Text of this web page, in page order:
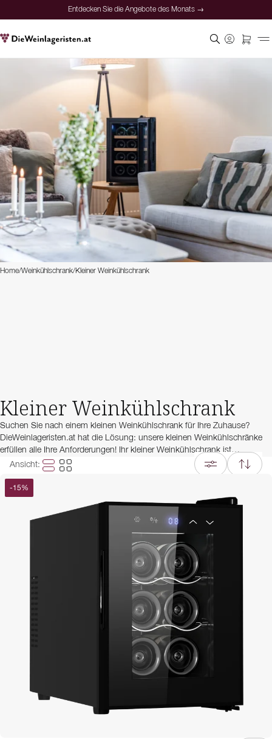
Entdecken Sie die Angebote des Monats →
Home/Weinkühlschrank/Kleiner Weinkühlschrank
Kleiner Weinkühlschrank
Suchen Sie nach einem kleinen Weinkühlschrank für Ihre Zuhause?
DieWeinlageristen.at hat die Lösung: unsere kleinen Weinkühlschränke
erfüllen alle Ihre Anforderungen! Ihr kleiner Weinkühlschrank ist
freistehend, hat ein oder zwei Temeraturzonen und ein Design in Schwarz
oder Edelstahl, dass sich perfekt in jede Umgebung einfügt. Aber
vergessen Sie nicht, dass auch freistehende Weinkühlschränke einen
Freiraum von 10 cm rund um das Gerät benötigen.
Ansicht:
-15%